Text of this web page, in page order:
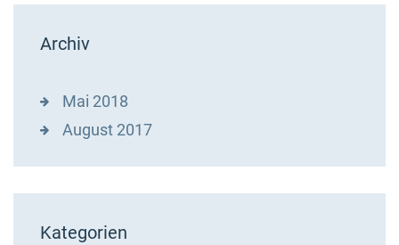
Archiv
Mai 2018
August 2017
Kategorien